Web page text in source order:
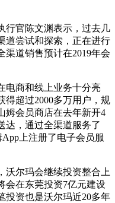
官陈文渊表示，过去几
道尝试和探索，正在进行
渠道销售预计在2019年会
商和线上业务十分亮
得超过2000多万用户，规
姆会员商店在去年新开4
达，通过全渠道服务了
上注册了电子会员服
尔玛会继续投资整合上
会在东莞投资7亿元建设
投资也是沃尔玛近20多年